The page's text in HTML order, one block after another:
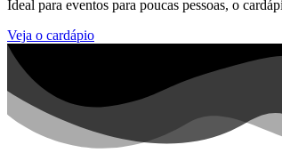
Ideal para eventos para poucas pessoas, o
Veja o cardápio